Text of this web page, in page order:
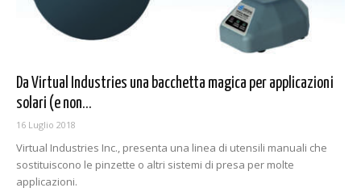
Da Virtual Industries una bacchetta magica per applicazioni
solari (e non...
16 Luglio 2018
Virtual Industries Inc., presenta una linea di utensili manuali che
sostituiscono le pinzette o altri sistemi di presa per molte
applicazioni.